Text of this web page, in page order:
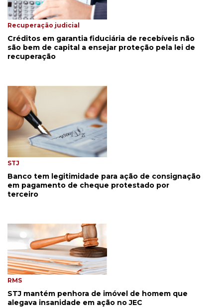
Recuperação judicial
Créditos em garantia fiduciária de recebíveis não
são bem de capital a ensejar proteção pela lei de
recuperação
STJ
Banco tem legitimidade para ação de consignação
em pagamento de cheque protestado por
terceiro
RMS
STJ mantém penhora de imóvel de homem que
alegava insanidade em ação no JEC